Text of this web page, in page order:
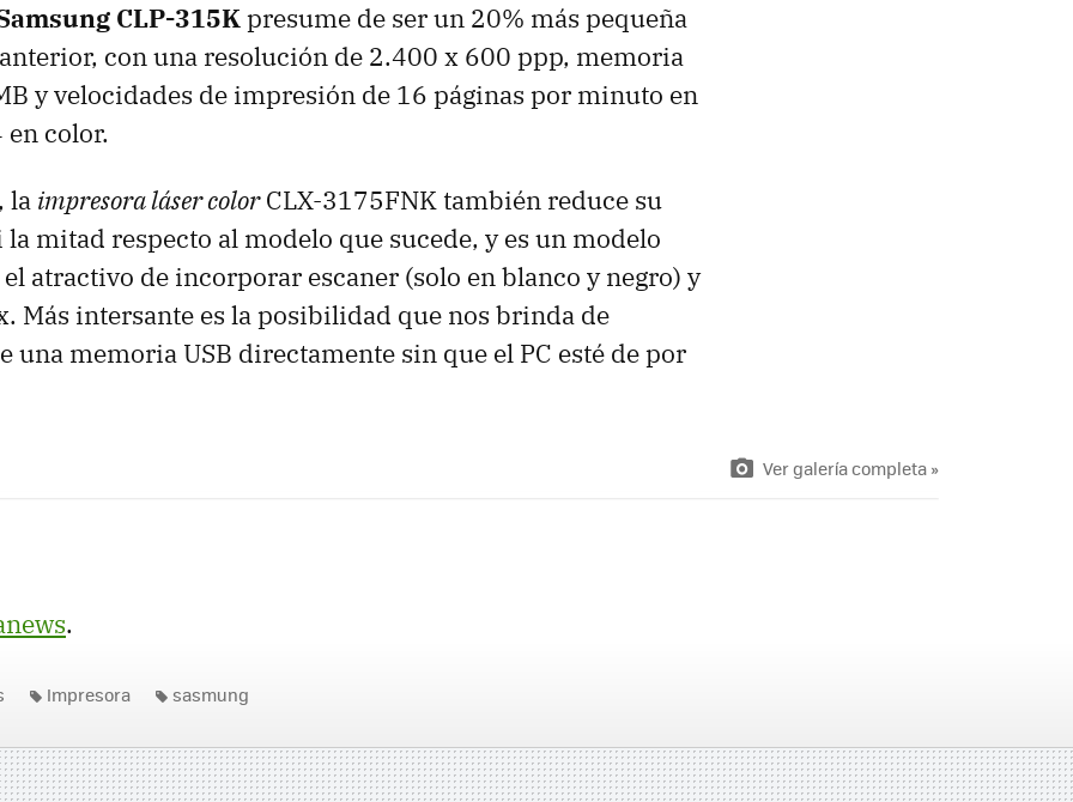
CLP-315Kpresume de ser un 20% más pequeña
con una resolución de 2.400 x 600 ppp, memoria
y velocidades de impresión de 16 páginas por minuto en
en color.
la impresora láser colorCLX-3175FNK también reduce su
la mitad respecto al modelo que sucede, y es un modelo
atractivo de incorporar escaner (solo en blanco y negro) y
Más intersante es la posibilidad que nos brinda de
memoria USB directamente sin que el PC esté de por
Ver galería completa »
.
Impresora sasmung